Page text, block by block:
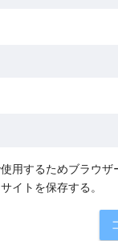
用するためブラウザ
イトを保存する。